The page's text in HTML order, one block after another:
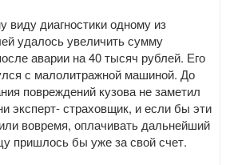
виду диагностики одному из
удалось увеличить сумму
аварии на 40 тысяч рублей. Его
с малолитражной машиной. До
повреждений кузова не заметил
эксперт- страховщик, и если бы эти
вовремя, оплачивать дальнейший
пришлось бы уже за свой счет.